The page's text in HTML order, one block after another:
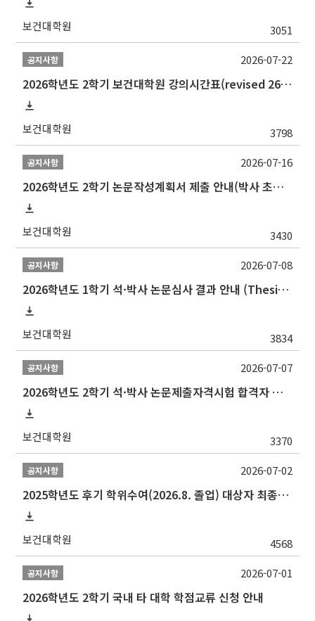
보건대학원 3051
공지사항
2026학년도 2학기 보건대학원 강의시간표(revised 260803)(2026 2nd SEMESTER SNU GSPH TIMETABLE)
보건대학원 3798
2026-07-22
공지사항
2026학년도 2학기 논문작성계획서 제출 안내(박사 초심 일정 포함)_Thesis Proposal
보건대학원 3430
2026-07-16
공지사항
2026학년도 1학기 석·박사 논문심사 결과 안내 (Thesis Defense Result)
보건대학원 3834
2026-07-08
공지사항
2026학년도 2학기 석·박사 논문제출자격시험 합격자 공고(TSQ Exam Result)
보건대학원 3370
2026-07-07
공지사항
2025학년도 후기 학위수여(2026.8. 졸업) 대상자 최종인준 논문 제출 안내
보건대학원 4568
2026-07-02
공지사항
2026학년도 2학기 국내 타 대학 학점교류 신청 안내
2026-07-01